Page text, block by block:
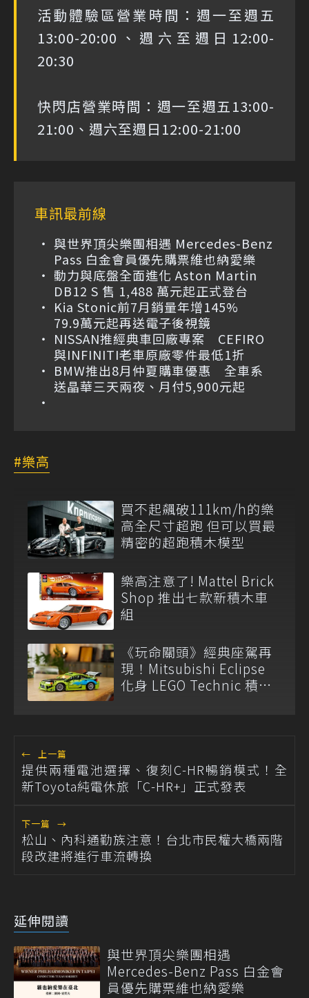
活動體驗區營業時間：週一至週五
13:00-20:00、週六至週日12:00-
20:30
快閃店營業時間：週一至週五13:00-
21:00、週六至週日12:00-21:00
車訊最前線
與世界頂尖樂團相遇 Mercedes-Benz
Pass 白金會員優先購票維也納愛樂
動力與底盤全面進化 Aston Martin
DB12 S 售 1,488 萬元起正式登台
Kia Stonic前7月銷量年增145%
79.9萬元起再送電子後視鏡
NISSAN推經典車回廠專案 CEFIRO
與INFINITI老車原廠零件最低1折
BMW推出8月仲夏購車優惠 全車系
送晶華三天兩夜、月付5,900元起
樂高
買不起飆破111km/h的樂
高全尺寸超跑 但可以買最
精密的超跑積木模型
樂高注意了! Mattel Brick
Shop 推出七款新積木車
組
《玩命關頭》經典座駕再
現！Mitsubishi Eclipse
化身 LEGO Technic 積木
← 上一篇
提供兩種電池選擇、復刻C-HR暢銷模式！全
新Toyota純電休旅「C-HR+」正式發表
下一篇 →
松山、內科通勤族注意！台北市民權大橋兩階
段改建將進行車流轉換
延伸閱讀
與世界頂尖樂團相遇
Mercedes-Benz Pass 白金會
員優先購票維也納愛樂